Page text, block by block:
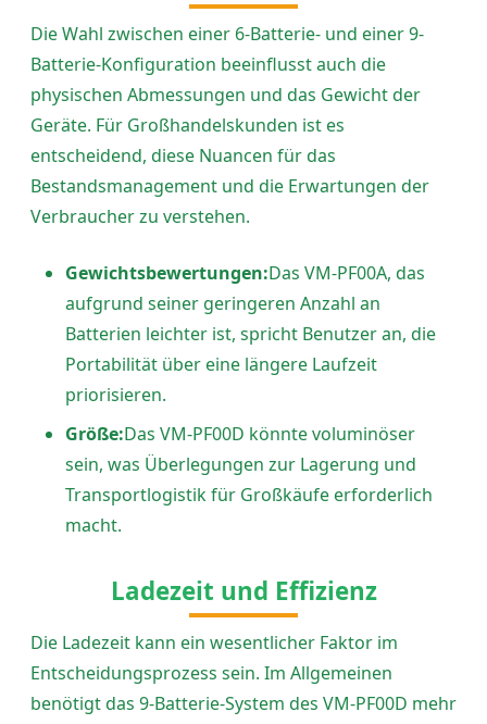
Die Wahl zwischen einer 6-Batterie- und einer 9-
Batterie-Konfiguration beeinflusst auch die
physischen Abmessungen und das Gewicht der
Geräte. Für Großhandelskunden ist es
entscheidend, diese Nuancen für das
Bestandsmanagement und die Erwartungen der
Verbraucher zu verstehen.
Gewichtsbewertungen:Das VM-PF00A, das
aufgrund seiner geringeren Anzahl an
Batterien leichter ist, spricht Benutzer an, die
Portabilität über eine längere Laufzeit
priorisieren.
Größe:Das VM-PF00D könnte voluminöser
sein, was Überlegungen zur Lagerung und
Transportlogistik für Großkäufe erforderlich
macht.
Ladezeit und Effizienz
Die Ladezeit kann ein wesentlicher Faktor im
Entscheidungsprozess sein. Im Allgemeinen
benötigt das 9-Batterie-System des VM-PF00D mehr